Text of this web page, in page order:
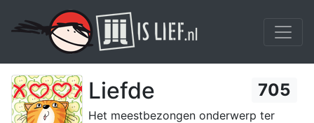
Liefde 705
Het meestbezongen onderwerp ter